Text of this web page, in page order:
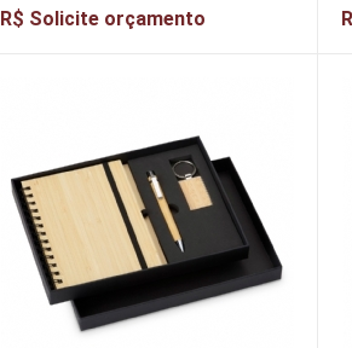
R$ Solicite orçamento